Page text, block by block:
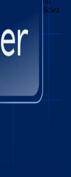
et bénéficiez
conformité
initial.